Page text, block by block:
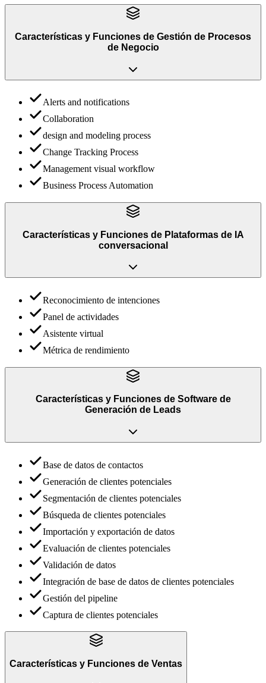
Características y Funciones de Gestión de Procesos
de Negocio
Alerts and notifications
Collaboration
design and modeling process
Change Tracking Process
Management visual workflow
Business Process Automation
Características y Funciones de Plataformas de IA
conversacional
Reconocimiento de intenciones
Panel de actividades
Asistente virtual
Métrica de rendimiento
Características y Funciones de Software de
Generación de Leads
Base de datos de contactos
Generación de clientes potenciales
Segmentación de clientes potenciales
Búsqueda de clientes potenciales
Importación y exportación de datos
Evaluación de clientes potenciales
Validación de datos
Integración de base de datos de clientes potenciales
Gestión del pipeline
Captura de clientes potenciales
Características y Funciones de Ventas